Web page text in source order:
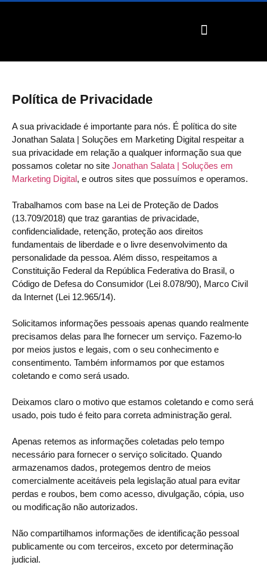
Política de Privacidade
A sua privacidade é importante para nós. É política do site
Jonathan Salata | Soluções em Marketing Digital respeitar a
sua privacidade em relação a qualquer informação sua que
possamos coletar no site Jonathan Salata | Soluções em
Marketing Digital, e outros sites que possuímos e operamos.
Trabalhamos com base na Lei de Proteção de Dados
(13.709/2018) que traz garantias de privacidade,
confidencialidade, retenção, proteção aos direitos
fundamentais de liberdade e o livre desenvolvimento da
personalidade da pessoa. Além disso, respeitamos a
Constituição Federal da República Federativa do Brasil, o
Código de Defesa do Consumidor (Lei 8.078/90), Marco Civil
da Internet (Lei 12.965/14).
Solicitamos informações pessoais apenas quando realmente
precisamos delas para lhe fornecer um serviço. Fazemo-lo
por meios justos e legais, com o seu conhecimento e
consentimento. Também informamos por que estamos
coletando e como será usado.
Deixamos claro o motivo que estamos coletando e como será
usado, pois tudo é feito para correta administração geral.
Apenas retemos as informações coletadas pelo tempo
necessário para fornecer o serviço solicitado. Quando
armazenamos dados, protegemos dentro de meios
comercialmente aceitáveis pela legislação atual ​​para evitar
perdas e roubos, bem como acesso, divulgação, cópia, uso
ou modificação não autorizados.
Não compartilhamos informações de identificação pessoal
publicamente ou com terceiros, exceto por determinação
judicial.